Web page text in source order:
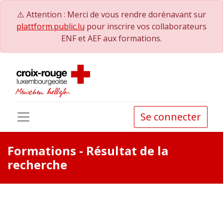
⚠️ Attention : Merci de vous rendre dorénavant sur
plattform.public.lu pour inscrire vos collaborateurs
ENF et AEF aux formations.
Se connecter
Formations - Résultat de la
recherche